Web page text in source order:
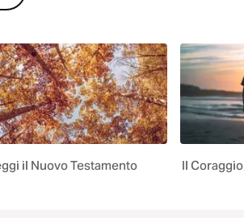
il Nuovo Testamento Il Coraggio